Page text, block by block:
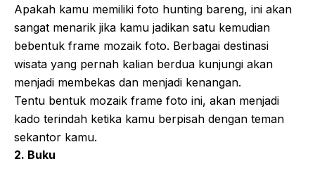
Apakah kamu memiliki foto hunting bareng, ini akan
sangat menarik jika kamu jadikan satu kemudian
bebentuk frame mozaik foto. Berbagai destinasi
wisata yang pernah kalian berdua kunjungi akan
menjadi membekas dan menjadi kenangan.
Tentu bentuk mozaik frame foto ini, akan menjadi
kado terindah ketika kamu berpisah dengan teman
sekantor kamu.
2. Buku